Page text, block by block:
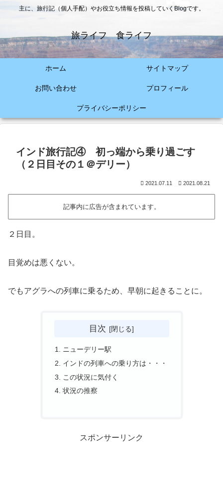
主に、旅行記（個人手配）やお役立ち情報を投稿していくBlogです。
旅ライフ 食ライフ
ホーム サイトマップ
お問い合わせ プロフィール
プライバシーポリシー
インド旅行記④ 初っ端から乗り過ごす
（２日目その１＠デリー）
2021.07.11 2021.08.21
記事内に広告が含まれています。
２日目。
目覚めは悪くない。
でもアグラへの列車に乗るため、早朝に起きることに。
目次
ニューデリー駅
インドの列車への乗り方は・・・
この状況に気付く
状況の推察
スポンサーリンク